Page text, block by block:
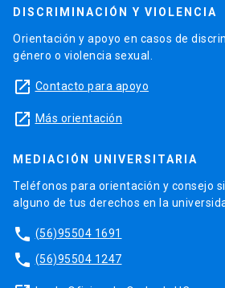
DISCRIMINACIÓN Y VIOLENCIA
Orientación y apoyo en casos de
género o violencia sexual.
launch Contacto para apoyo
launch Más orientación
MEDIACIÓN UNIVERSITARIA
Teléfonos para orientación y consejo
alguno de tus derechos en la
phone (56)95504 1691
phone (56)95504 1247